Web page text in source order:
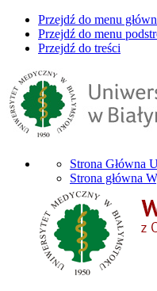
Przejdź do menu
Przejdź do menu
Przejdź do treści
Strona Główna
Strona główna